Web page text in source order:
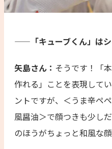
——「キューブくん」はシ
矢島さん： そうです！「
作れる」ことを表現して
ントですが、＜うま辛ペ
風醤油＞で顔つきも少し
のほうがちょっと和風な